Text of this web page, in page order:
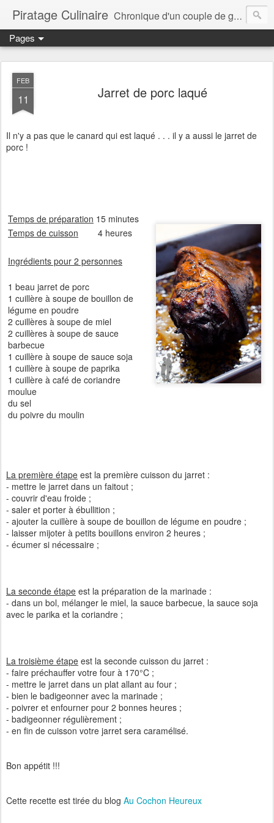
Piratage Culinaire Chronique d'un couple de gourmands
Pages
FEB
11 Jarret de porc laqué
Il n'y a pas que le canard qui est laqué . . . il y a aussi le jarret de
porc !
Temps de préparation 15 minutes
Temps de cuisson 4 heures
Ingrédients pour 2 personnes
1 beau jarret de porc
1 cuillère à soupe de bouillon de
légume en poudre
2 cuillères à soupe de miel
2 cuillères à soupe de sauce
barbecue
1 cuillère à soupe de sauce soja
1 cuillère à soupe de paprika
1 cuillère à café de coriandre
moulue
du sel
du poivre du moulin
La première étape est la première cuisson du jarret :
- mettre le jarret dans un faitout ;
- couvrir d'eau froide ;
- saler et porter à ébullition ;
- ajouter la cuillère à soupe de bouillon de légume en poudre ;
- laisser mijoter à petits bouillons environ 2 heures ;
- écumer si nécessaire ;
La seconde étape est la préparation de la marinade :
- dans un bol, mélanger le miel, la sauce barbecue, la sauce soja
avec le parika et la coriandre ;
La troisième étape est la seconde cuisson du jarret :
- faire préchauffer votre four à 170°C ;
- mettre le jarret dans un plat allant au four ;
- bien le badigeonner avec la marinade ;
- poivrer et enfourner pour 2 bonnes heures ;
- badigeonner régulièrement ;
- en fin de cuisson votre jarret sera caramélisé.
Bon appétit !!!
Cette recette est tirée du blog Au Cochon Heureux